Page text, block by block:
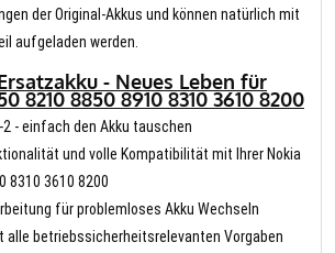
der Original-Akkus und können natürlich mit
aufgeladen werden.
- Neues Leben für
8210 8850 8910 8310 3610 8200
2 - einfach den Akku tauschen
und volle Kompatibilität mit Ihrer Nokia
8310 3610 8200
für problemloses Akku Wechseln
alle betriebssicherheitsrelevanten Vorgaben